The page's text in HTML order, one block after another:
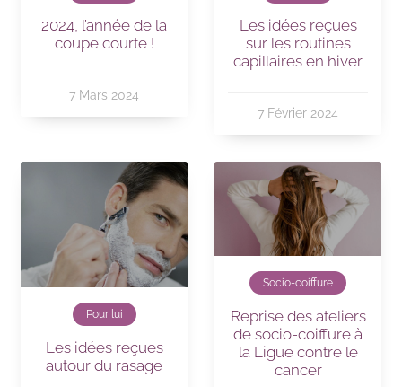
2024, l’année de la
coupe courte !
7 Mars 2024
Les idées reçues
sur les routines
capillaires en hiver
7 Février 2024
Pour lui
Les idées reçues
autour du rasage
Socio-coiffure
Reprise des ateliers
de socio-coiffure à
la Ligue contre le
cancer